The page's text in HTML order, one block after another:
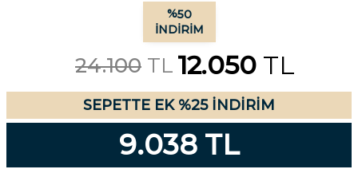
%50
İNDIRIM
24.100 TL 12.050 TL
SEPETTE EK %25 İNDİRİM
9.038 TL